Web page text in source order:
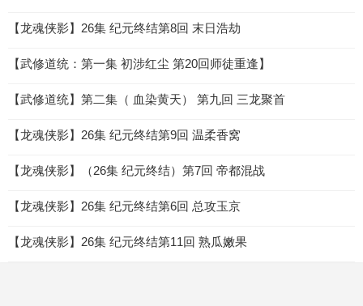
【龙魂侠影】26集 纪元终结第8回 末日浩劫
【武修道统：第一集 初涉红尘 第20回师徒重逢】
【武修道统】第二集（ 血染黄天） 第九回 三龙聚首
【龙魂侠影】26集 纪元终结第9回 温柔香窝
【龙魂侠影】（26集 纪元终结）第7回 帝都混战
【龙魂侠影】26集 纪元终结第6回 总攻玉京
【龙魂侠影】26集 纪元终结第11回 熟瓜嫩果